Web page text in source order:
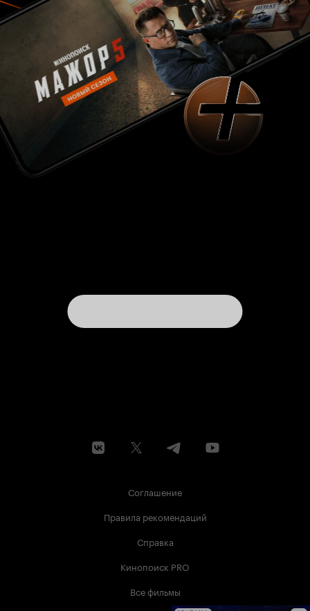
Соглашение
Правила рекомендаций
Справка
Кинопоиск PRO
Все фильмы